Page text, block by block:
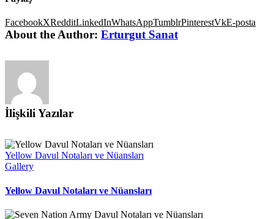
FacebookXRedditLinkedInWhatsAppTumblrPinterestVkE-posta
About the Author: Erturgut Sanat
İlişkili Yazılar
Yellow Davul Notaları ve Nüansları
Gallery
Yellow Davul Notaları ve Nüansları